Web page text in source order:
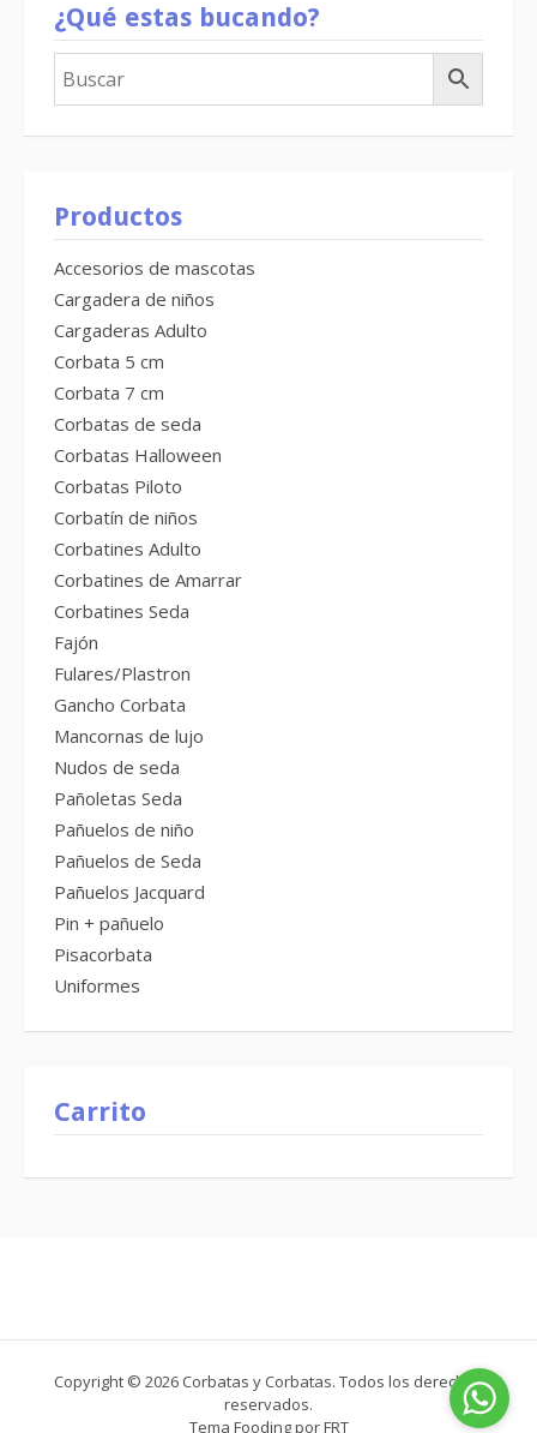
¿Qué estas bucando?
Productos
Accesorios de mascotas
Cargadera de niños
Cargaderas Adulto
Corbata 5 cm
Corbata 7 cm
Corbatas de seda
Corbatas Halloween
Corbatas Piloto
Corbatín de niños
Corbatines Adulto
Corbatines de Amarrar
Corbatines Seda
Fajón
Fulares/Plastron
Gancho Corbata
Mancornas de lujo
Nudos de seda
Pañoletas Seda
Pañuelos de niño
Pañuelos de Seda
Pañuelos Jacquard
Pin + pañuelo
Pisacorbata
Uniformes
Carrito
Copyright © 2026 Corbatas y Corbatas. Todos los derechos
reservados.
Tema Fooding porFRT